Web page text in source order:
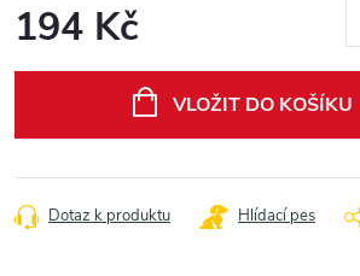
194 Kč
VLOŽIT DO KOŠÍKU
Dotaz k produktu Hlídací pes